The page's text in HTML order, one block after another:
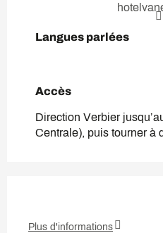
Langues parlées
Langues parlées
Accès
Accès
Direction Verbier
Centrale), puis tourner à
Plus d'informations